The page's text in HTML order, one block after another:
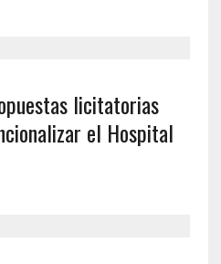
licitatorias
el Hospital